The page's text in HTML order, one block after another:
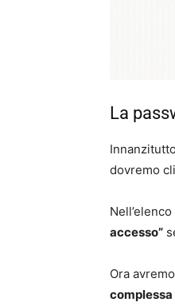
La
dovremo
accesso”
Ora
complessa